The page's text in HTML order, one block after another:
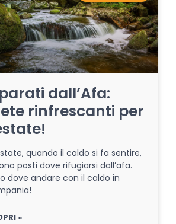
dall’Afa:
rinfrescanti per
quando il caldo si fa sentire,
posti dove rifugiarsi dall’afa.
dove andare con il caldo in
»